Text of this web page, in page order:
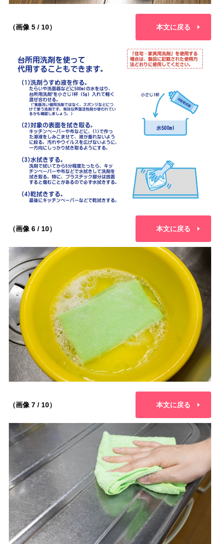
（画像 5 / 10） 本文に戻る
（画像 6 / 10） 本文に戻る
（画像 7 / 10） 本文に戻る